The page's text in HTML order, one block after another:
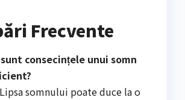
Frecvente
consecințele unui somn
Lipsa somnului poate duce la o